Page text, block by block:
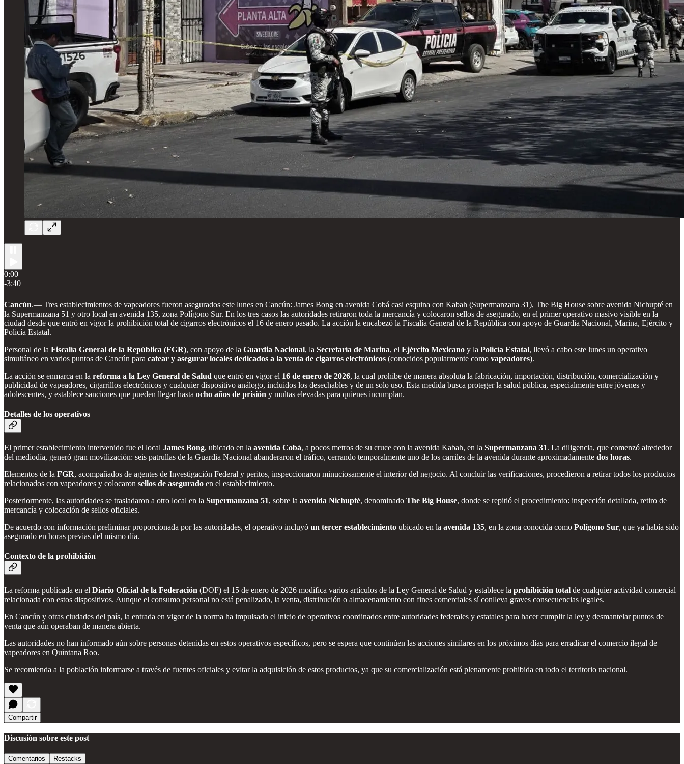
0:00
-3:40
Cancún.— Tres establecimientos de vapeadores fueron asegurados este lunes en Cancún: James Bong en avenida Cobá casi esquina con Kabah (Supermanzana 31), The Big House sobre avenida Nichupté en
la Supermanzana 51 y otro local en avenida 135, zona Polígono Sur. En los tres casos las autoridades retiraron toda la mercancía y colocaron sellos de asegurado, en el primer operativo masivo visible en la
ciudad desde que entró en vigor la prohibición total de cigarros electrónicos el 16 de enero pasado. La acción la encabezó la Fiscalía General de la República con apoyo de Guardia Nacional, Marina, Ejército y
Policía Estatal.
Personal de la Fiscalía General de la República (FGR), con apoyo de la Guardia Nacional, la Secretaría de Marina, el Ejército Mexicano y la Policía Estatal, llevó a cabo este lunes un operativo
simultáneo en varios puntos de Cancún para catear y asegurar locales dedicados a la venta de cigarros electrónicos (conocidos popularmente como vapeadores).
La acción se enmarca en la reforma a la Ley General de Salud que entró en vigor el 16 de enero de 2026, la cual prohíbe de manera absoluta la fabricación, importación, distribución, comercialización y
publicidad de vapeadores, cigarrillos electrónicos y cualquier dispositivo análogo, incluidos los desechables y de un solo uso. Esta medida busca proteger la salud pública, especialmente entre jóvenes y
adolescentes, y establece sanciones que pueden llegar hasta ocho años de prisión y multas elevadas para quienes incumplan.
Detalles de los operativos
El primer establecimiento intervenido fue el local James Bong, ubicado en la avenida Cobá, a pocos metros de su cruce con la avenida Kabah, en la Supermanzana 31. La diligencia, que comenzó alrededor
del mediodía, generó gran movilización: seis patrullas de la Guardia Nacional abanderaron el tráfico, cerrando temporalmente uno de los carriles de la avenida durante aproximadamente dos horas.
Elementos de la FGR, acompañados de agentes de Investigación Federal y peritos, inspeccionaron minuciosamente el interior del negocio. Al concluir las verificaciones, procedieron a retirar todos los productos
relacionados con vapeadores y colocaron sellos de asegurado en el establecimiento.
Posteriormente, las autoridades se trasladaron a otro local en la Supermanzana 51, sobre la avenida Nichupté, denominado The Big House, donde se repitió el procedimiento: inspección detallada, retiro de
mercancía y colocación de sellos oficiales.
De acuerdo con información preliminar proporcionada por las autoridades, el operativo incluyó un tercer establecimiento ubicado en la avenida 135, en la zona conocida como Polígono Sur, que ya había sido
asegurado en horas previas del mismo día.
Contexto de la prohibición
La reforma publicada en el Diario Oficial de la Federación (DOF) el 15 de enero de 2026 modifica varios artículos de la Ley General de Salud y establece la prohibición total de cualquier actividad comercial
relacionada con estos dispositivos. Aunque el consumo personal no está penalizado, la venta, distribución o almacenamiento con fines comerciales sí conlleva graves consecuencias legales.
En Cancún y otras ciudades del país, la entrada en vigor de la norma ha impulsado el inicio de operativos coordinados entre autoridades federales y estatales para hacer cumplir la ley y desmantelar puntos de
venta que aún operaban de manera abierta.
Las autoridades no han informado aún sobre personas detenidas en estos operativos específicos, pero se espera que continúen las acciones similares en los próximos días para erradicar el comercio ilegal de
vapeadores en Quintana Roo.
Se recomienda a la población informarse a través de fuentes oficiales y evitar la adquisición de estos productos, ya que su comercialización está plenamente prohibida en todo el territorio nacional.
Compartir
Discusión sobre este post
Comentarios Restacks